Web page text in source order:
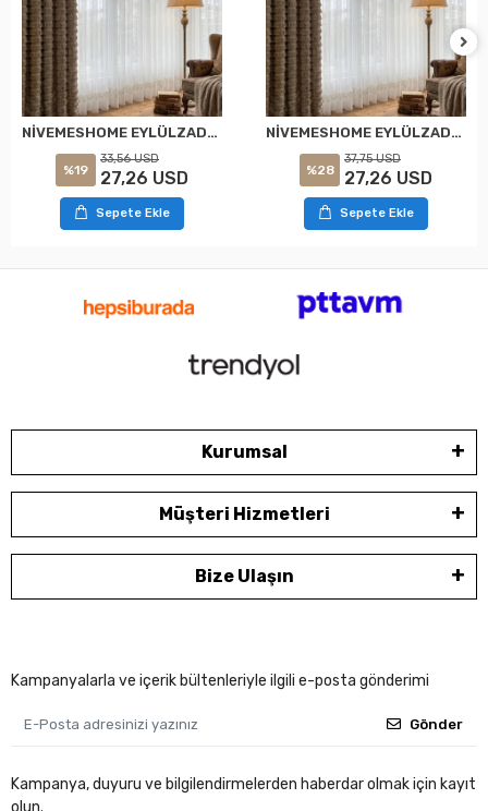
NİVEMESHOME EYLÜLZADE GOLD DETAY 1/2,5 PİLELİ TÜL PERDE APM
%19
33,56 USD
27,26 USD
Sepete Ekle
NİVEMESHOME EYLÜLZADE GOLD DETAY 1/3 PİLELİ TÜL PERDE APM
%28
37,75 USD
27,26 USD
Sepete Ekle
Kurumsal
Müşteri Hizmetleri
Bize Ulaşın
Kampanyalarla ve içerik bültenleriyle ilgili e-posta gönderimi
Gönder
Kampanya, duyuru ve bilgilendirmelerden haberdar olmak için kayıt
olun.